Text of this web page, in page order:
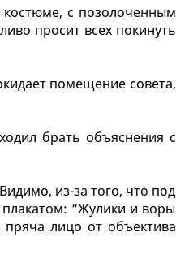
с позолоченным
просит всех покинуть
помещение совета,
брать объяснения с
из-за того, что под
“Жулики и воры
лицо от объектива